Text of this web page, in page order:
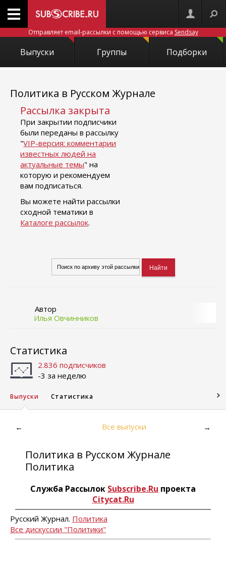
Отправляет email-рассылки с помощью сервиса Sendsay
Выпуски Группы Подборки
Политика в Русском Журнале
Рассылка закрыта
При закрытии подписчики
были переданы в рассылку
"VIP-версия: комментарии
известных людей на
актуальные темы" на
которую и рекомендуем
вам подписаться.
Вы можете найти рассылки
сходной тематики в
Каталоге рассылок.
Автор
Илья Овчинников
Статистика
2.836 подписчиков
-3 за неделю
Выпуски Статистика
← Все выпуски →
Политика в Русском Журнале
Политика
Служба Рассылок Subscribe.Ru проекта
Citycat.Ru
Русский Журнал. Политика
Все дискуссии "Политики"